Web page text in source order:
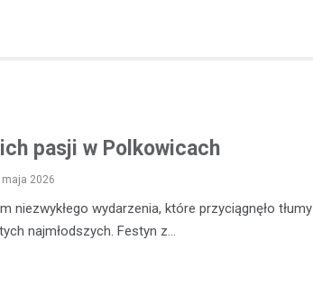
pasji w Polkowicach
maja 2026
niezwykłego wydarzenia, które przyciągnęło tłumy
najmłodszych. Festyn z…